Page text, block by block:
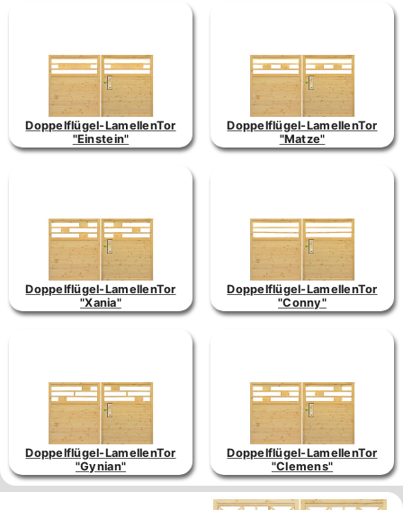
Doppelflügel-LamellenTor
"Einstein"
Doppelflügel-LamellenTor
"Matze"
Doppelflügel-LamellenTor
"Xania"
Doppelflügel-LamellenTor
"Conny"
Doppelflügel-LamellenTor
"Gynian"
Doppelflügel-LamellenTor
"Clemens"